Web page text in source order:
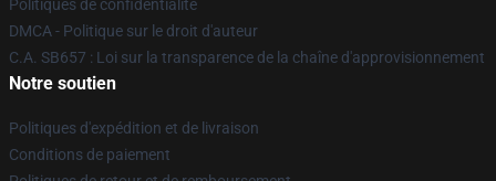
Politiques de confidentialité
DMCA - Politique sur le droit d'auteur
C.A. SB657 : Loi sur la transparence de la chaîne d'approvisionnement
Notre soutien
Politiques d'expédition et de livraison
Conditions de paiement